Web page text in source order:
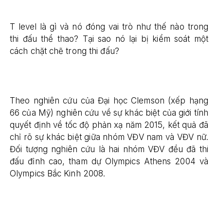
T level là gì và nó đóng vai trò như thế nào trong
thi đấu thể thao? Tại sao nó lại bị kiểm soát một
cách chặt chẽ trong thi đấu?
Theo nghiên cứu của Đại học Clemson (xếp hạng
66 của Mỹ) nghiên cứu về sự khác biệt của giới tính
quyết định về tốc độ phản xạ năm 2015, kết quả đã
chỉ rõ sự khác biệt giữa nhóm VĐV nam và VĐV nữ.
Đối tượng nghiên cứu là hai nhóm VĐV đều đã thi
đấu đỉnh cao, tham dự Olympics Athens 2004 và
Olympics Bắc Kinh 2008.